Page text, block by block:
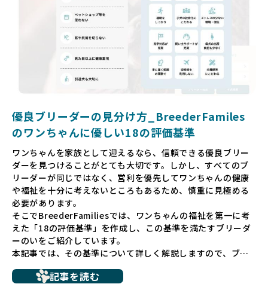
ゃんを家族のように愛する「優良ブリーダー」のみを独自の
厳しい基準で厳選し、その評価基準や評価結果をオープンに
しています。これにより、消費者の皆様が安心して子犬やブ
リーダーを選べる環境を整えています。
そして、消費者の皆様が正しい情報をもとに優良ブリーダー
を求めることで、ワンちゃんを家族のように愛する優良ブリ
ーダーが増え、営利優先の「悪徳ブリーダー」が自然と淘汰
される社会を目指しています。目の前の子犬だけでなく、親
ゃんに優しい世界を築いていきたいと考えています。
長するための環境が十分に整っていない場合が多く、販売ま
での間に過密な環境や長距離移動のストレスを受けることが
少なくありません。このような環境は、健康リスクや社会性
の問題につながりやすく、ワンちゃんにとっても望ましいと
は言えません。
こうした背景から、BreederFamiliesはペットショップを介
さない直接販売を採用するとともに、ペットオークションや
ペットショップを利用するブリーダーの掲載も行ってしませ
ん。
ペットショップを避けた方がいい理由の詳細はこちら
優良ブリーダーの見分け方_BreederFamiles
のワンちゃんに優しい18の評価基準
ワンちゃんを家族として迎えるなら、信頼できる優良ブリー
ダーを見つけることがとても大切です。しかし、すべてのブ
リーダーが同じではなく、営利を優先してワンちゃんの健康
や福祉を十分に考えないところもあるため、慎重に見極める
必要があります。
そこでBreederFamiliesでは、ワンちゃんの福祉を第一に考
えた「18の評価基準」を作成し、この基準を満たすブリーダ
ーのいをご紹介しています。
本記事では、その基準について詳しく解説しますので、ブリ
記事を読む